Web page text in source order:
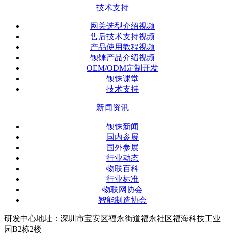
技术支持
网关选型介绍视频
售后技术支持视频
产品使用教程视频
钡铼产品介绍视频
OEM/ODM定制开发
钡铼课堂
技术支持
新闻资讯
钡铼新闻
国内参展
国外参展
行业动态
物联百科
行业标准
物联网协会
智能制造协会
研发中心地址：深圳市宝安区福永街道福永社区福海科技工业
园B2栋2楼